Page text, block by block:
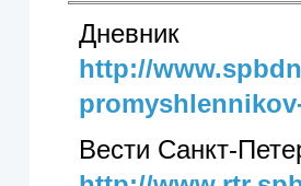
http://
Вести Санкт-